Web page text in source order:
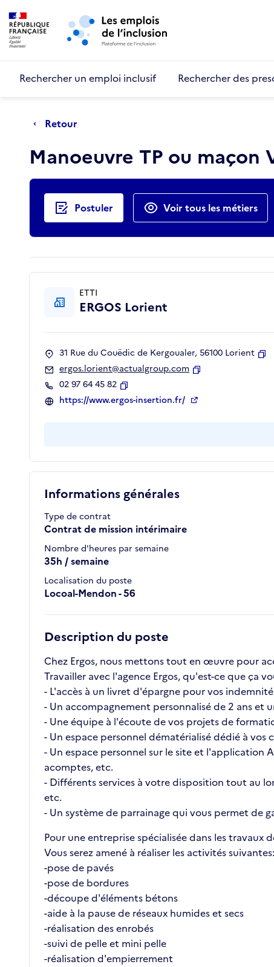
Aller au menu principal
Rechercher un emploi inclusif Rechercher des
Retour
Manoeuvre TP ou maçon
Actions rapides
Postuler Voir tous les métiers
Informations générales
Type de contrat
Contrat de mission intérimaire
Nombre d'heures par semaine
35h / semaine
Localisation du poste
Locoal-Mendon - 56
Description du poste
Chez Ergos, nous mettons tout en œuvre pour
Travailler avec l'agence Ergos, qu'est-ce que ça
- L'accès à un livret d'épargne pour vos
- Un accompagnement personnalisé de 2 ans
- Une équipe à l'écoute de vos projets de
- Un espace personnel dématérialisé dédié à vos
- Un espace personnel sur le site et
acomptes, etc.
- Différents services à votre disposition tout au
etc.
- Un système de parrainage qui vous permet de
Pour une entreprise spécialisée dans les travaux
Vous serez amené à réaliser les activités suivantes:
-pose de pavés
-pose de bordures
-découpe d'éléments bétons
-aide à la pause de réseaux humides et secs
-réalisation des enrobés
-suivi de pelle et mini pelle
-réalisation d'empierrement
ETTI
ERGOS Lorient
31 Rue du Couëdic de Kergoualer, 56100 Lorient
ergos.lorient@actualgroup.com
02 97 64 45 82
Copier
https://www.ergos-insertion.fr/